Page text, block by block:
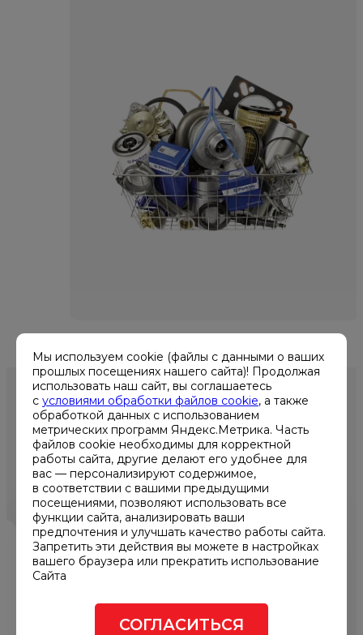
ИСПОЛЬЗОВАННЫЕ
ПРОДУКТЫ
Мы используем cookie (файлы с данными о ваших
прошлых посещениях нашего сайта)! Продолжая
использовать наш сайт, вы соглашаетесь
с условиями обработки файлов cookie, а также
обработкой данных с использованием
метрических программ Яндекс.Метрика. Часть
файлов cookie необходимы для корректной
работы сайта, другие делают его удобнее для
вас — персонализируют содержимое,
в соответствии с вашими предыдущими
посещениями, позволяют использовать все
функции сайта, анализировать ваши
предпочтения и улучшать качество работы сайта.
Запретить эти действия вы можете в настройках
вашего браузера или прекратить использование
Сайта
СОГЛАСИТЬСЯ